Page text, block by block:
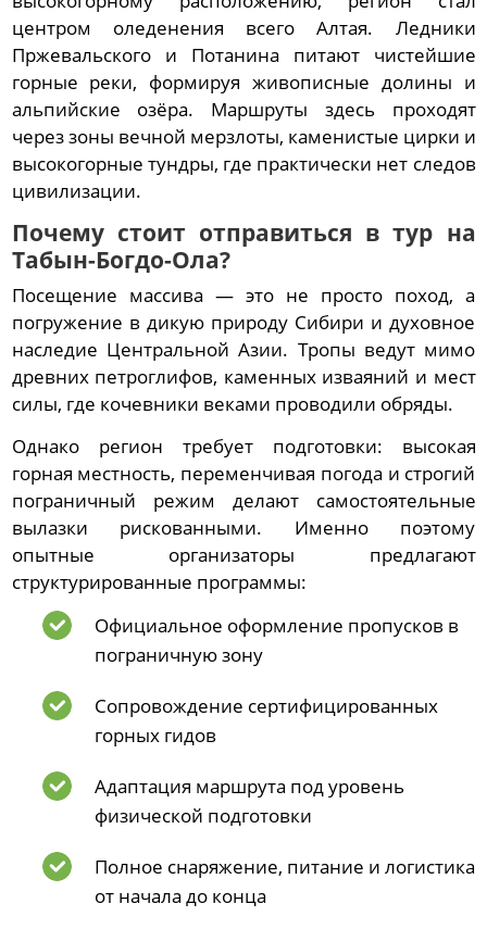
центром оледенения всего Алтая. Ледники
Пржевальского и Потанина питают чистейшие
горные реки, формируя живописные долины и
альпийские озёра. Маршруты здесь проходят
через зоны вечной мерзлоты, каменистые цирки и
высокогорные тундры, где практически нет следов
цивилизации.
Почему стоит отправиться в тур на
Табын-Богдо-Ола?
Посещение массива — это не просто поход, а
погружение в дикую природу Сибири и духовное
наследие Центральной Азии. Тропы ведут мимо
древних петроглифов, каменных изваяний и мест
силы, где кочевники веками проводили обряды.
Однако регион требует подготовки: высокая
горная местность, переменчивая погода и строгий
пограничный режим делают самостоятельные
вылазки рискованными. Именно поэтому
опытные организаторы предлагают
структурированные программы:
Официальное оформление пропусков в
пограничную зону
Сопровождение сертифицированных
горных гидов
Адаптация маршрута под уровень
физической подготовки
Полное снаряжение, питание и логистика
от начала до конца